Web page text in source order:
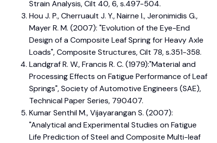
Strain Analysis, Cilt 40, 6, s.497-504.
Hou J. P., Cherruault J. Y., Nairne I., Jeronimidis G.,
Mayer R. M. (2007): "Evolution of the Eye-End
Design of a Composite Leaf Spring for Heavy Axle
Loads", Composite Structures, Cilt 78, s.351-358.
Landgraf R. W., Francis R. C. (1979):"Material and
Processing Effects on Fatigue Performance of Leaf
Springs", Society of Automotive Engineers (SAE),
Technical Paper Series, 790407.
Kumar Senthil M., Vijayarangan S. (2007):
"Analytical and Experimental Studies on Fatigue
Life Prediction of Steel and Composite Multi-leaf